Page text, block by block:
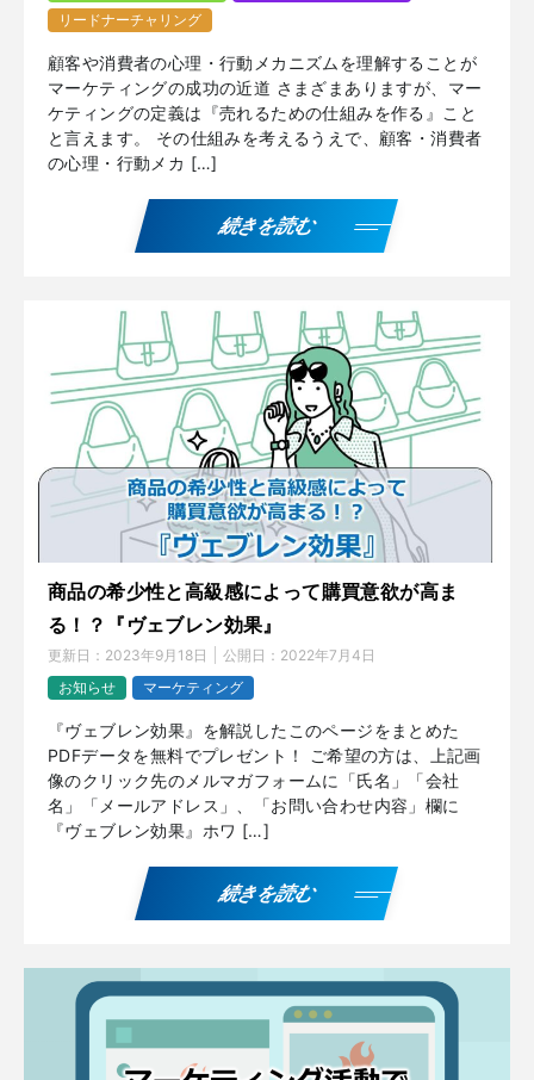
リードナーチャリング
顧客や消費者の心理・行動メカニズムを理解することが
マーケティングの成功の近道 さまざまありますが、マー
ケティングの定義は『売れるための仕組みを作る』こと
と言えます。 その仕組みを考えるうえで、顧客・消費者
の心理・行動メカ […]
続きを読む
商品の希少性と高級感によって購買意欲が高ま
る！？『ヴェブレン効果』
更新日： 2023年9月18日 公開日： 2022年7月4日
お知らせ
マーケティング
『ヴェブレン効果』を解説したこのページをまとめた
PDFデータを無料でプレゼント！ ご希望の方は、上記画
像のクリック先のメルマガフォームに「氏名」「会社
名」「メールアドレス」、「お問い合わせ内容」欄に
『ヴェブレン効果』ホワ […]
続きを読む